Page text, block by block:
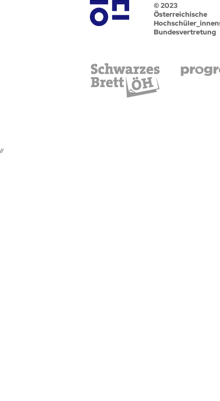
© 2023
Österreichische
Bundesvertretung
//